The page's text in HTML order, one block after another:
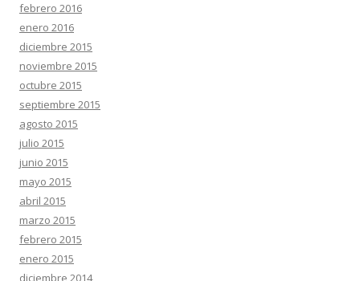
febrero 2016
enero 2016
diciembre 2015
noviembre 2015
octubre 2015
septiembre 2015
agosto 2015
julio 2015
junio 2015
mayo 2015
abril 2015
marzo 2015
febrero 2015
enero 2015
diciembre 2014